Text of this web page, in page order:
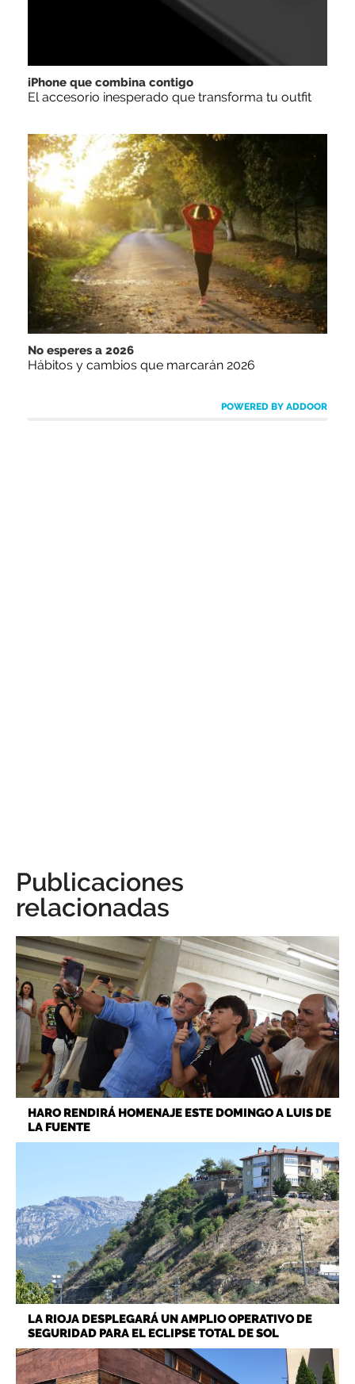
iPhone que combina contigo
El accesorio inesperado que transforma tu outfit
No esperes a 2026
Hábitos y cambios que marcarán 2026
POWERED BY ADDOOR
Publicaciones
relacionadas
HARO RENDIRÁ HOMENAJE ESTE DOMINGO A LUIS DE
LA FUENTE
LA RIOJA DESPLEGARÁ UN AMPLIO OPERATIVO DE
SEGURIDAD PARA EL ECLIPSE TOTAL DE SOL